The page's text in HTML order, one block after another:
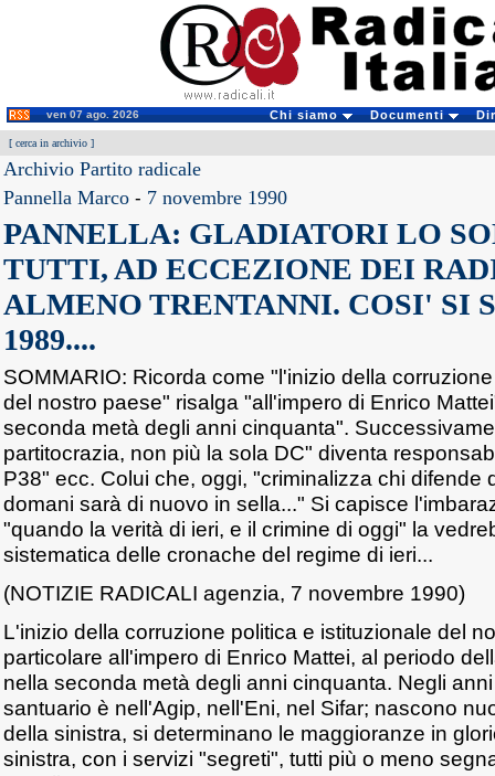
ven 07 ago. 2026 Chi siamo Documenti
[ cerca in archivio ]
Archivio Partito radicale
Pannella Marco - 7 novembre 1990
PANNELLA: GLADIATORI LO
TUTTI, AD ECCEZIONE DEI
ALMENO TRENTANNI. COSI' SI
1989....
SOMMARIO: Ricorda come "l'inizio della
del nostro paese" risalga "all'impero di Enrico
seconda metà degli anni cinquanta".
partitocrazia, non più la sola DC" diventa
P38" ecc. Colui che, oggi, "criminalizza chi difende
domani sarà di nuovo in sella..." Si capisce
"quando la verità di ieri, e il crimine di oggi" la
sistematica delle cronache del regime di ieri...
(NOTIZIE RADICALI agenzia, 7 novembre 1990)
L'inizio della corruzione politica e istituzionale del
particolare all'impero di Enrico Mattei, al periodo
nella seconda metà degli anni cinquanta. Negli
santuario è nell'Agip, nell'Eni, nel Sifar; nascono
della sinistra, si determinano le maggioranze in
sinistra, con i servizi "segreti", tutti più o meno